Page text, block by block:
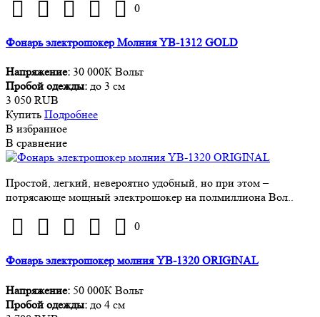
0
Фонарь электрошокер Молния YB-1312 GOLD
Напряжение: 30 000К Вольт
Пробой одежды: до 3 см
3 050 RUB
Купить Подробнее
В избранное
В сравнение
Простой, легкий, невероятно удобный, но при этом –
потрясающе мощный электрошокер на полмиллиона Вол..
0
Фонарь электрошокер молния YB-1320 ORIGINAL
Напряжение: 50 000К Вольт
Пробой одежды: до 4 см